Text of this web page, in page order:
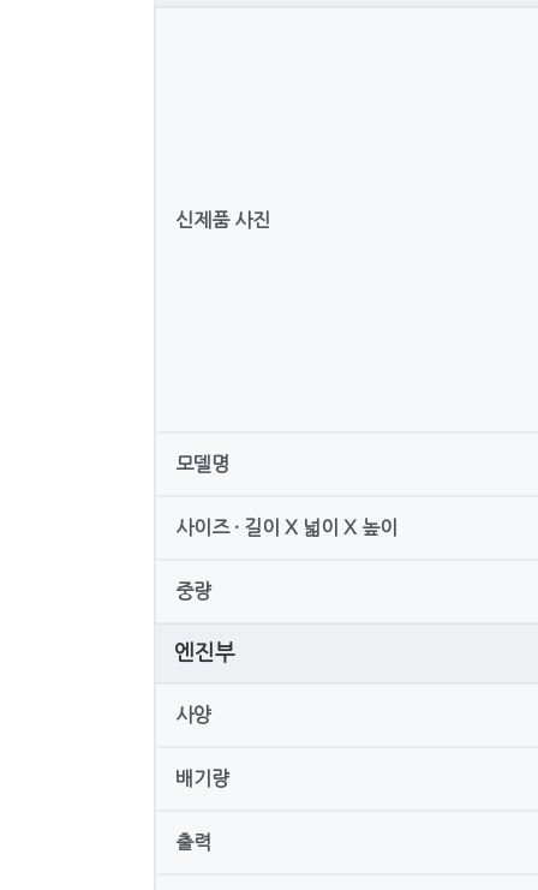
신제품 사진
모델명
사이즈 · 길이 X 넓이 X 높이
중량
엔진부
사양
배기량
출력